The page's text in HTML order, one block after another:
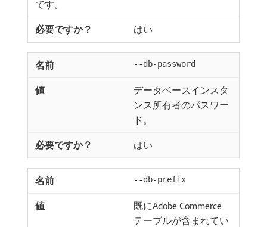
です。
はい
--db-password
データベースインスタ
ンス所有者のパスワー
ド。
はい
--db-prefix
既にAdobe Commerce
テーブルが含まれてい